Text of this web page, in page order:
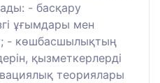
- басқару
ұғымдары мен
- көшбасшылықтың
қызметкерлерді
теориялары